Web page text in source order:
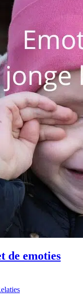
de emoties